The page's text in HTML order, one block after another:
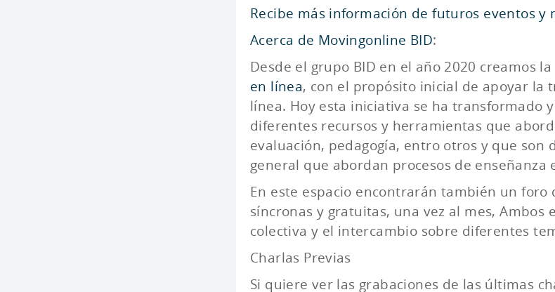
Recibe más información de futuros eventos y
Acerca de Movingonline BID:
Desde el grupo BID en el año 2020 creamos
en línea, con el propósito inicial de apoyar la
línea. Hoy esta iniciativa se ha transformado
diferentes recursos y herramientas que
evaluación, pedagogía, entro otros y que
general que abordan procesos de enseñanza
En este espacio encontrarán también un
síncronas y gratuitas, una vez al mes,
colectiva y el intercambio sobre diferentes
Charlas Previas
Si quiere ver las grabaciones de las últimas